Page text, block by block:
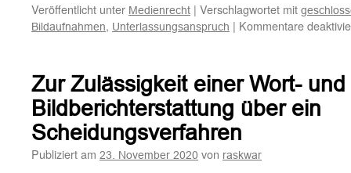
Veröffentlicht unter Medienrecht | Verschlagwortet mit
Bildaufnahmen, Unterlassungsanspruch | Kommentare
Zur Zulässigkeit einer Wort- und
Bildberichterstattung über ein
Scheidungsverfahren
Publiziert am 23. November 2020 von raskwar